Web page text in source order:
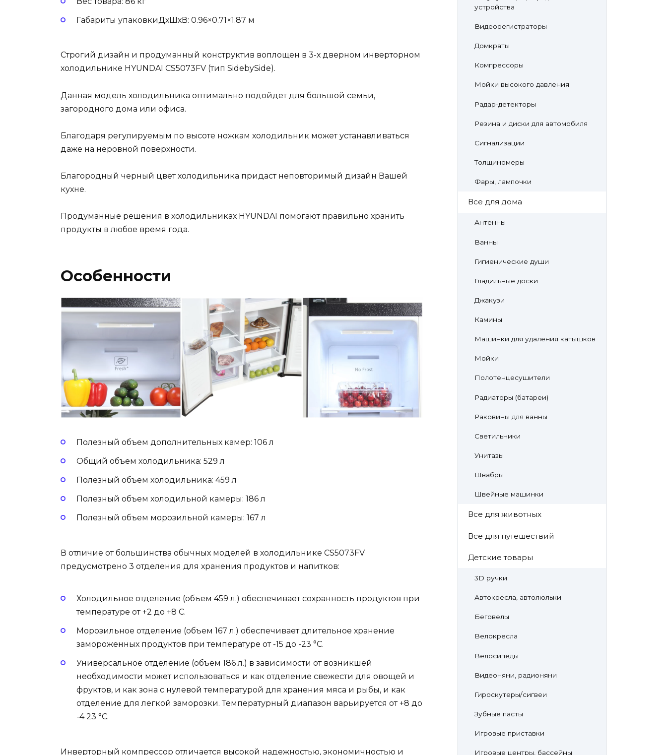
Габариты упаковкиДхШхВ: 0.96×0.71×1.87 м
Строгий дизайн и продуманный конструктив воплощен в 3-х дверном инверторном
холодильнике HYUNDAI CS5073FV (тип SidebySide).
Данная модель холодильника оптимально подойдет для большой семьи,
загородного дома или офиса.
Благодаря регулируемым по высоте ножкам холодильник может устанавливаться
даже на неровной поверхности.
Благородный черный цвет холодильника придаст неповторимый дизайн Вашей
кухне.
Продуманные решения в холодильниках HYUNDAI помогают правильно хранить
продукты в любое время года.
Особенности
Полезный объем дополнительных камер: 106 л
Общий объем холодильника: 529 л
Полезный объем холодильника: 459 л
Полезный объем холодильной камеры: 186 л
Полезный объем морозильной камеры: 167 л
В отличие от большинства обычных моделей в холодильнике CS5073FV
предусмотрено 3 отделения для хранения продуктов и напитков:
Холодильное отделение (объем 459 л.) обеспечивает сохранность продуктов при
температуре от +2 до +8 С.
Морозильное отделение (объем 167 л.) обеспечивает длительное хранение
замороженных продуктов при температуре от -15 до -23 °С.
Универсальное отделение (объем 186 л.) в зависимости от возникшей
необходимости может использоваться и как отделение свежести для овощей и
фруктов, и как зона с нулевой температурой для хранения мяса и рыбы, и как
отделение для легкой заморозки. Температурный диапазон варьируется от +8 до
-4 23 °С.
Инверторный компрессор отличается высокой надежностью, экономичностью и
устройства
Видеорегистраторы
Домкраты
Компрессоры
Мойки высокого давления
Радар-детекторы
Резина и диски для автомобиля
Сигнализации
Толщиномеры
Фары, лампочки
Все для дома
Антенны
Ванны
Гигиенические души
Гладильные доски
Джакузи
Камины
Машинки для удаления катышков
Мойки
Полотенцесушители
Радиаторы (батареи)
Раковины для ванны
Светильники
Унитазы
Швабры
Швейные машинки
Все для животных
Все для путешествий
Детские товары
3D ручки
Автокресла, автолюльки
Беговелы
Велокресла
Велосипеды
Видеоняни, радионяни
Гироскутеры/сигвеи
Зубные пасты
Игровые приставки
Игровые центры, бассейны